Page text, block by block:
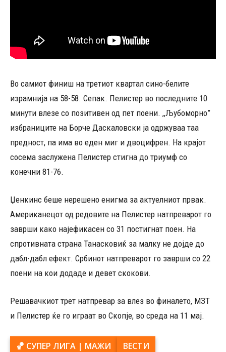
Во самиот финиш на третиот квартал сино-белите
израмнија на 58-58. Сепак. Пелистер во последните 10
минути влезе со позитивен од пет поени. ,,Љубоморно”
избраниците на Борче Даскаловски ја одржуваа таа
предност, па има во еден миг и двоцифрен. На крајот
сосема заслужена Пелистер стигна до триумф со
конечни 81-76.
Џенкинс беше нерешено енигма за актуелниот првак.
Американецот од редовите на Пелистер натпреварот го
заврши како најефикасен со 31 постигнат поен. На
спротивната страна Танасковиќ за малку не дојде до
дабл-дабл ефект. Србинот натпреварот го заврши со 22
поени на кои додаде и девет скокови.
Решавачкиот трет натпревар за влез во финалето, МЗТ
и Пелистер ќе го играат во Скопје, во среда на 11 мај.
🏀 СУПЕР ЛИГА | МАЖИ
ВЕСТИ